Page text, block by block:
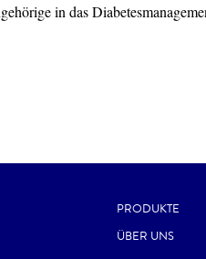
in das
PRODUKTE
ÜBER UNS